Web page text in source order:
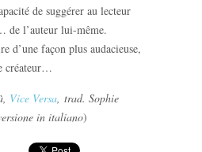
de suggérer au lecteur
de l’auteur lui-même.
d’une façon plus audacieuse,
créateur…
Vice Versa, trad. Sophie
in italiano)